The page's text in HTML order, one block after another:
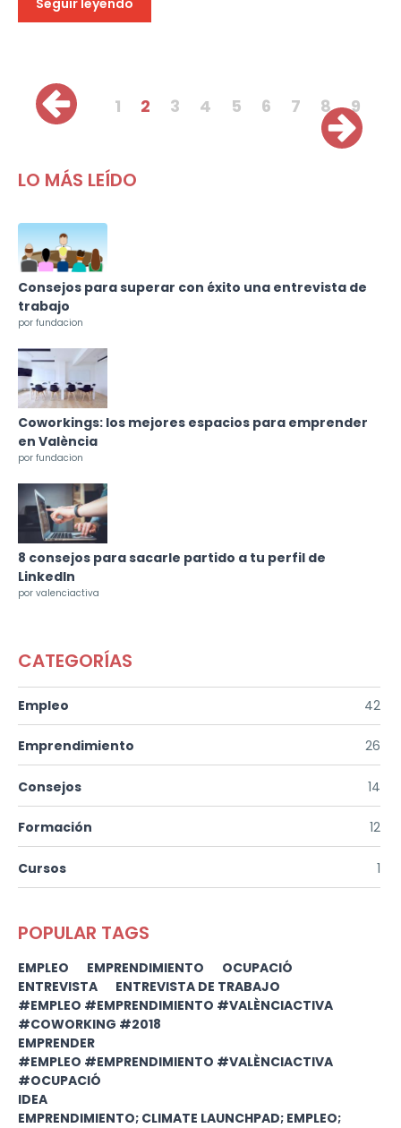
Seguir leyendo
Páginas 1 2 3 4 5 6 7 8 9
LO MÁS LEÍDO
Consejos para superar con éxito una entrevista de
trabajo
por fundacion
Coworkings: los mejores espacios para emprender
en València
por fundacion
8 consejos para sacarle partido a tu perfil de
LinkedIn
por valenciactiva
CATEGORÍAS
Empleo 42
Emprendimiento 26
Consejos 14
Formación 12
Cursos 1
POPULAR TAGS
EMPLEO EMPRENDIMIENTO
OCUPACIÓ
ENTREVISTA
ENTREVISTA DE TRABAJO
#EMPLEO #EMPRENDIMIENTO #VALÈNCIACTIVA
#COWORKING #2018
EMPRENDER
#EMPLEO #EMPRENDIMIENTO #VALÈNCIACTIVA
#OCUPACIÓ
IDEA
EMPRENDIMIENTO; CLIMATE LAUNCHPAD; EMPLEO;